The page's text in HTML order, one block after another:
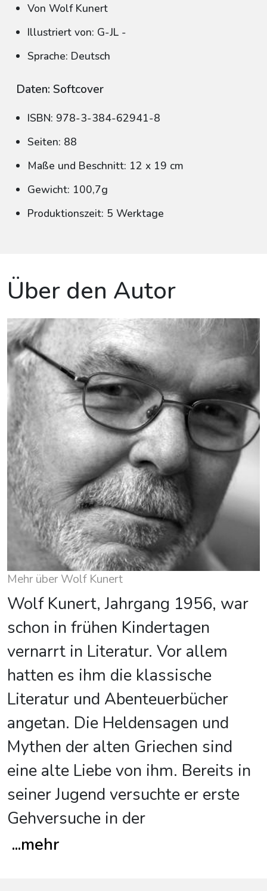
Von Wolf Kunert
Illustriert von: G-JL -
Sprache: Deutsch
Daten: Softcover
ISBN: 978-3-384-62941-8
Seiten: 88
Maße und Beschnitt: 12 x 19 cm
Gewicht: 100,7g
Produktionszeit: 5 Werktage
Über den Autor
Mehr über Wolf Kunert
Wolf Kunert, Jahrgang 1956, war
schon in frühen Kindertagen
vernarrt in Literatur. Vor allem
hatten es ihm die klassische
Literatur und Abenteuerbücher
angetan. Die Heldensagen und
Mythen der alten Griechen sind
eine alte Liebe von ihm. Bereits in
seiner Jugend versuchte er erste
Gehversuche in der
...mehr